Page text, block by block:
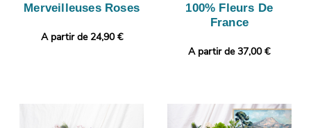
Merveilleuses Roses
A partir de 24,90 €
100% Fleurs De
France
A partir de 37,00 €